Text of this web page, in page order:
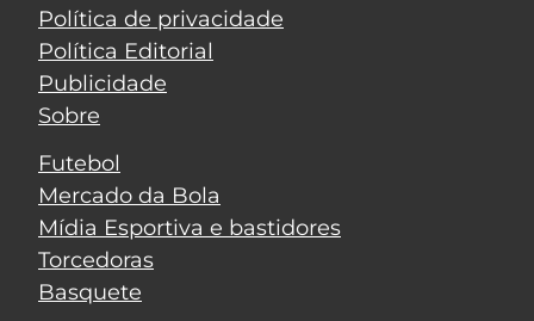
Política de privacidade
Política Editorial
Publicidade
Sobre
Futebol
Mercado da Bola
Mídia Esportiva e bastidores
Torcedoras
Basquete